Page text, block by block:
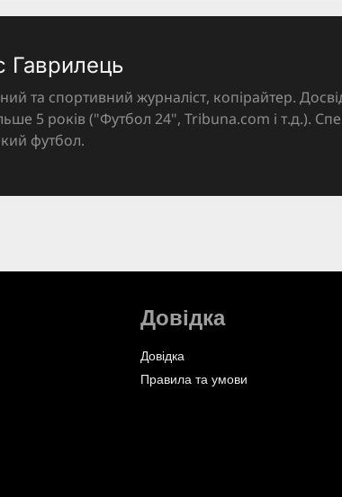
Гаврилець
та спортивний журналіст, копірайтер.
5 років ("Футбол 24", Tribuna.com і т.д.).
футбол.
Довідка
Довідка
Правила та умови